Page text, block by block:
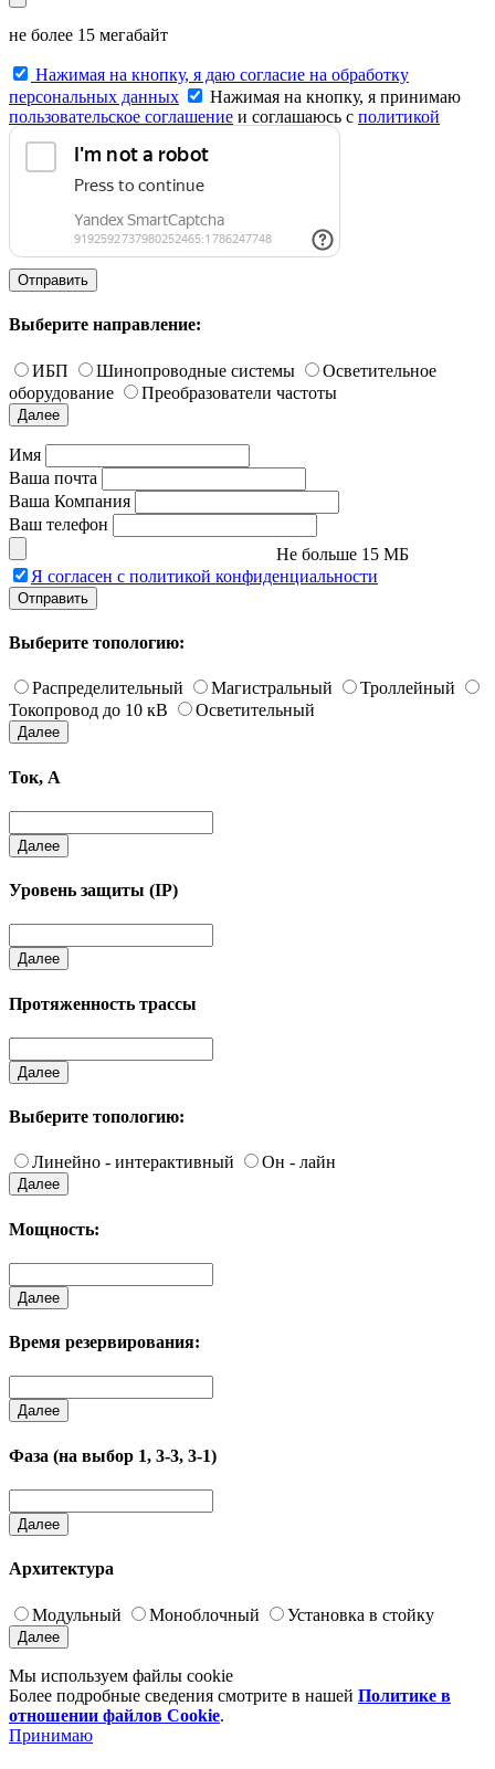
не более 15 мегабайт
Нажимая на кнопку, я даю согласие на обработку
персональных данных
Нажимая на кнопку, я принимаю
пользовательское соглашение и соглашаюсь с политикой
конфиденциальности
Отправить
Выберите направление:
ИБП Шинопроводные системы
Осветительное
оборудование
Преобразователи частоты
Далее
Имя
Ваша почта
Ваша Компания
Ваш телефон
Не больше 15 МБ
Я согласен с политикой конфиденциальности
Отправить
Выберите топологию:
Распределительный Магистральный
Троллейный
Токопровод до 10 кВ
Осветительный
Далее
Ток, А
Далее
Уровень защиты (IP)
Далее
Протяженность трассы
Далее
Выберите топологию:
Линейно - интерактивный Он - лайн
Далее
Мощность:
Далее
Время резервирования:
Далее
Фаза (на выбор 1, 3-3, 3-1)
Далее
Архитектура
Модульный Моноблочный Установка в стойку
Далее
Мы используем файлы cookie
Более подробные сведения смотрите в нашей Политике в
отношении файлов Cookie.
Принимаю